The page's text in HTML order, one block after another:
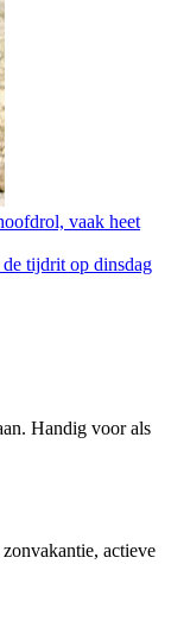
vaak heet
tijdrit op dinsdag
Handig voor als
actieve